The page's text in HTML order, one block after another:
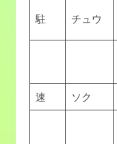
駐 チュウ
速 ソク